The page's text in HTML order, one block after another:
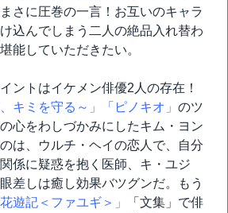
さに圧巻の一言！お互いのキャラ
込んでしまう二人の絶品入れ替わ
能していただきたい。
ントはイケメン俳優2人の存在！
キミを守る～」
「ピノキオ」 のツ
心をわしづかみにしたキム・ヨン
は、ウルチ・ヘイの恋人で、自分
係に疑惑を抱く医師、キ・ユジ
差しは癒し効果バツグンだ。もう
花遊記＜ファユギ＞」
「文集」で俳